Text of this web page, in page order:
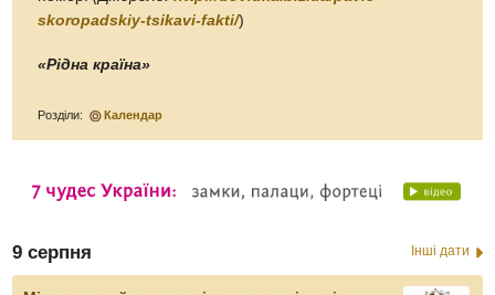
skoropadskiy-tsikavi-fakti/)
«Рідна країна»
Розділи: Календар
9 серпня Інші дати